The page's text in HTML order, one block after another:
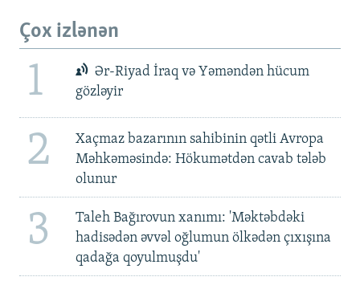
Çox izlənən
1
Ər-Riyad İraq və Yəməndən hücum
gözləyir
2
Xaçmaz bazarının sahibinin qətli Avropa
Məhkəməsində: Hökumətdən cavab tələb
olunur
3
Taleh Bağırovun xanımı: 'Məktəbdəki
hadisədən əvvəl oğlumun ölkədən çıxışına
qadağa qoyulmuşdu'